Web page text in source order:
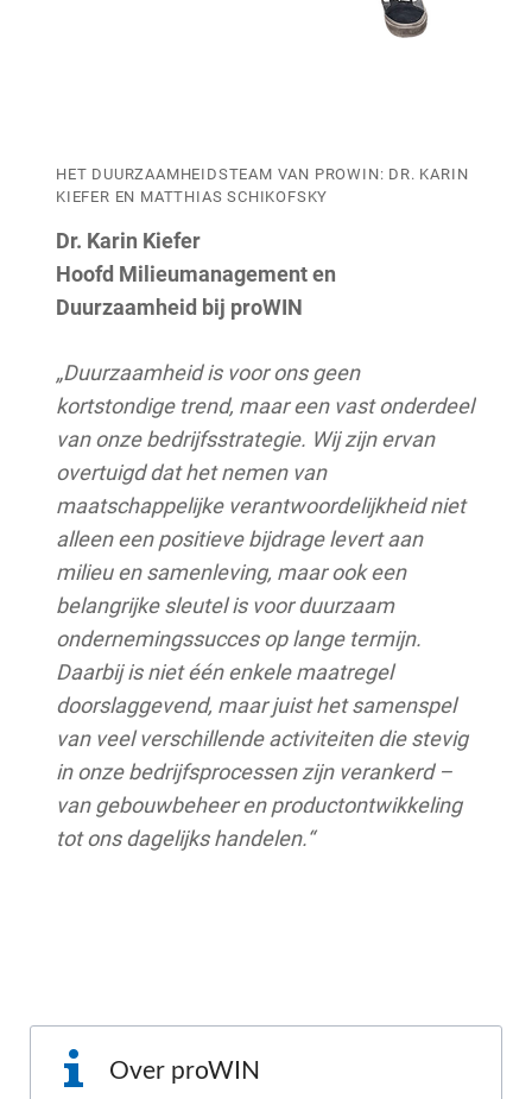
HET DUURZAAMHEIDSTEAM VAN PROWIN: DR. KARIN
KIEFER EN MATTHIAS SCHIKOFSKY
Dr. Karin Kiefer
Hoofd Milieumanagement en
Duurzaamheid bij proWIN
„Duurzaamheid is voor ons geen
kortstondige trend, maar een vast onderdeel
van onze bedrijfsstrategie. Wij zijn ervan
overtuigd dat het nemen van
maatschappelijke verantwoordelijkheid niet
alleen een positieve bijdrage levert aan
milieu en samenleving, maar ook een
belangrijke sleutel is voor duurzaam
ondernemingssucces op lange termijn.
Daarbij is niet één enkele maatregel
doorslaggevend, maar juist het samenspel
van veel verschillende activiteiten die stevig
in onze bedrijfsprocessen zijn verankerd –
van gebouwbeheer en productontwikkeling
tot ons dagelijks handelen.“
Over proWIN